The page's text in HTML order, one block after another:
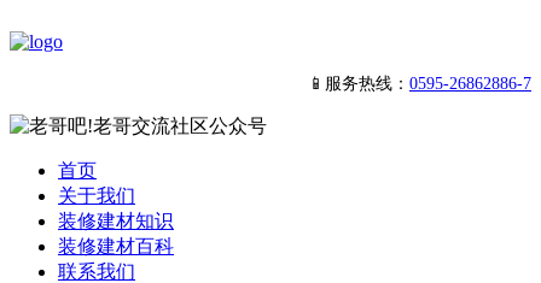
📱服务热线： 0595-26862886-7
首页
关于我们
装修建材知识
装修建材百科
联系我们